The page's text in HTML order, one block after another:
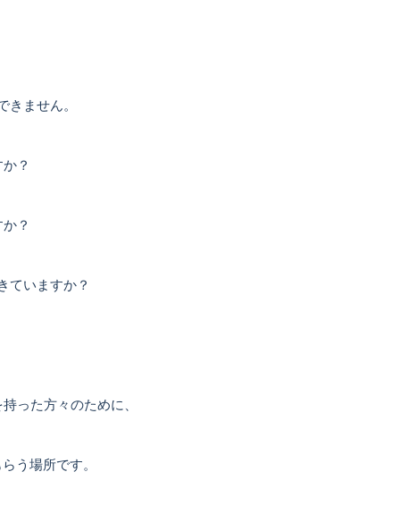
ません。
？
？
ていますか？
った方々のために、
う場所です。